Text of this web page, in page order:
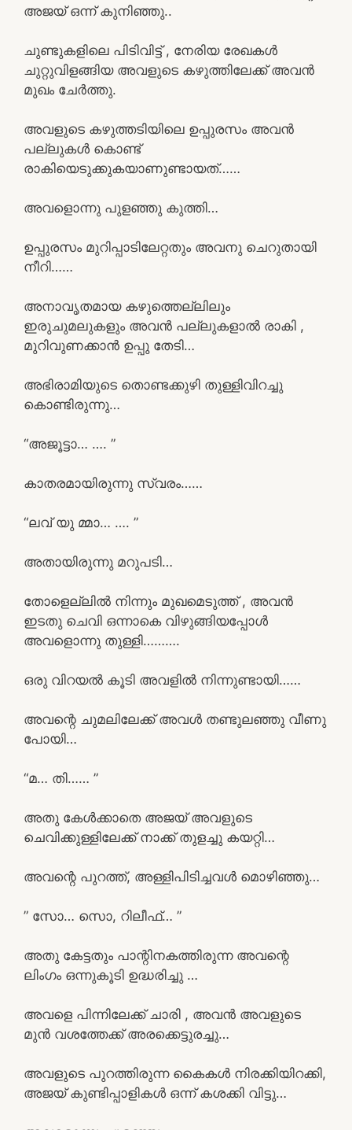
അജയ് ഒന്ന് കുനിഞ്ഞു..
ചുണ്ടുകളിലെ പിടിവിട്ട് , നേരിയ രേഖകൾ
ചുറ്റുവിളങ്ങിയ അവളുടെ കഴുത്തിലേക്ക് അവൻ
മുഖം ചേർത്തു.
അവളുടെ കഴുത്തടിയിലെ ഉപ്പുരസം അവൻ
പല്ലുകൾ കൊണ്ട്
രാകിയെടുക്കുകയാണുണ്ടായത്……
അവളൊന്നു പുളഞ്ഞു കുത്തി…
ഉപ്പുരസം മുറിപ്പാടിലേറ്റതും അവനു ചെറുതായി
നീറി……
അനാവൃതമായ കഴുത്തെല്ലിലും
ഇരുചുമലുകളും അവൻ പല്ലുകളാൽ രാകി ,
മുറിവുണക്കാൻ ഉപ്പു തേടി…
അഭിരാമിയുടെ തൊണ്ടക്കുഴി തുള്ളിവിറച്ചു
കൊണ്ടിരുന്നു…
“അജൂട്ടാ… …. ”
കാതരമായിരുന്നു സ്വരം……
“ലവ് യു മ്മാ… …. ”
അതായിരുന്നു മറുപടി…
തോളെല്ലിൽ നിന്നും മുഖമെടുത്ത് , അവൻ
ഇടതു ചെവി ഒന്നാകെ വിഴുങ്ങിയപ്പോൾ
അവളൊന്നു തുള്ളി……….
ഒരു വിറയൽ കൂടി അവളിൽ നിന്നുണ്ടായി……
അവന്റെ ചുമലിലേക്ക് അവൾ തണ്ടുലഞ്ഞു വീണു
പോയി…
“മ… തി…… ”
അതു കേൾക്കാതെ അജയ് അവളുടെ
ചെവിക്കുള്ളിലേക്ക് നാക്ക് തുളച്ചു കയറ്റി…
അവന്റെ പുറത്ത്, അള്ളിപിടിച്ചവൾ മൊഴിഞ്ഞു…
” സോ… സൊ, റിലീഫ്… ”
അതു കേട്ടതും പാന്റിനകത്തിരുന്ന അവന്റെ
ലിംഗം ഒന്നുകൂടി ഉദ്ധരിച്ചു …
അവളെ പിന്നിലേക്ക് ചാരി , അവൻ അവളുടെ
മുൻ വശത്തേക്ക് അരക്കെട്ടുരച്ചു…
അവളുടെ പുറത്തിരുന്ന കൈകൾ നിരക്കിയിറക്കി,
അജയ് കുണ്ടിപ്പാളികൾ ഒന്ന് കശക്കി വിട്ടു…